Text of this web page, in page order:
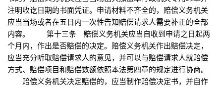
注明收讫日期的书面凭证。申请材料不齐全的，赔偿义务机关
应当当场或者在五日内一次性告知赔偿请求人需要补正的全部
内容。 第十三条 赔偿义务机关应当自收到申请之日起两
个月内，作出是否赔偿的决定。赔偿义务机关作出赔偿决定，
应当充分听取赔偿请求人的意见，并可以与赔偿请求人就赔偿
方式、赔偿项目和赔偿数额依照本法第四章的规定进行协商。
赔偿义务机关决定赔偿的，应当制作赔偿决定书，并自作